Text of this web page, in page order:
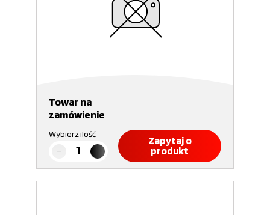
Towar na
zamówienie
Wybierz ilość
Zapytaj o
produkt